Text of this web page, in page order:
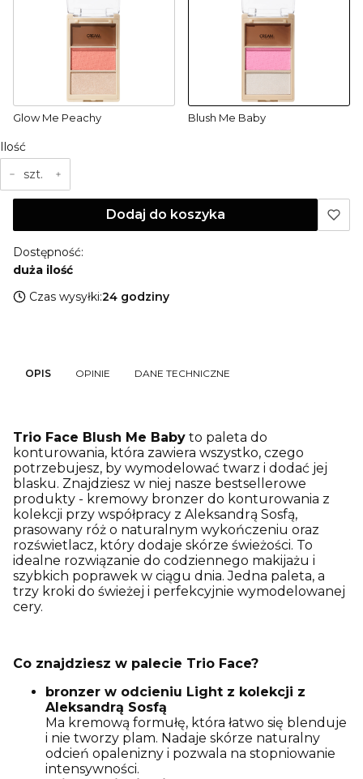
Glow Me Peachy Blush Me Baby
Ilość
szt.
Dodaj do koszyka
Dostępność:
duża ilość
Czas wysyłki:24 godziny
OPIS OPINIE DANE TECHNICZNE
Trio Face Blush Me Baby to paleta do
konturowania, która zawiera wszystko, czego
potrzebujesz, by wymodelować twarz i dodać jej
blasku. Znajdziesz w niej nasze bestsellerowe
produkty - kremowy bronzer do konturowania z
kolekcji przy współpracy z Aleksandrą Sosfą,
prasowany róż o naturalnym wykończeniu oraz
rozświetlacz, który dodaje skórze świeżości. To
idealne rozwiązanie do codziennego makijażu i
szybkich poprawek w ciągu dnia. Jedna paleta, a
trzy kroki do świeżej i perfekcyjnie wymodelowanej
cery.
Co znajdziesz w palecie Trio Face?
bronzer w odcieniu Light z kolekcji z
Aleksandrą Sosfą
Ma kremową formułę, która łatwo się blenduje
i nie tworzy plam. Nadaje skórze naturalny
odcień opalenizny i pozwala na stopniowanie
intensywności.